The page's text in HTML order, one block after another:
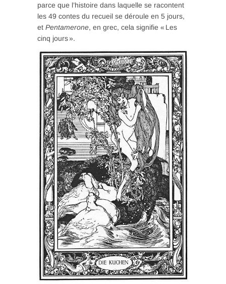
parce que l’histoire dans laquelle se racontent
les 49 contes du recueil se déroule en 5 jours,
et Pentamerone, en grec, cela signifie « Les
cinq jours ».